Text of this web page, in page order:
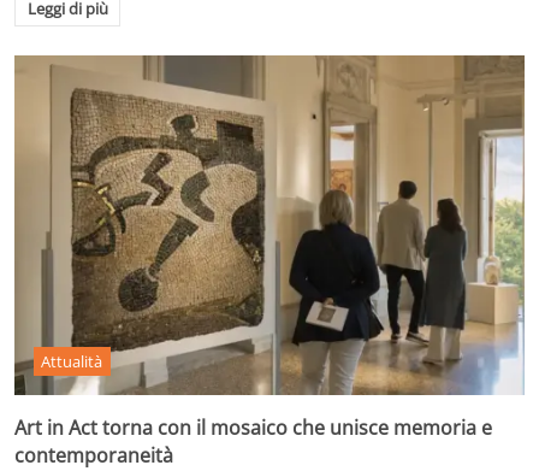
Leggi di più
Attualità
Art in Act torna con il mosaico che unisce memoria e
contemporaneità